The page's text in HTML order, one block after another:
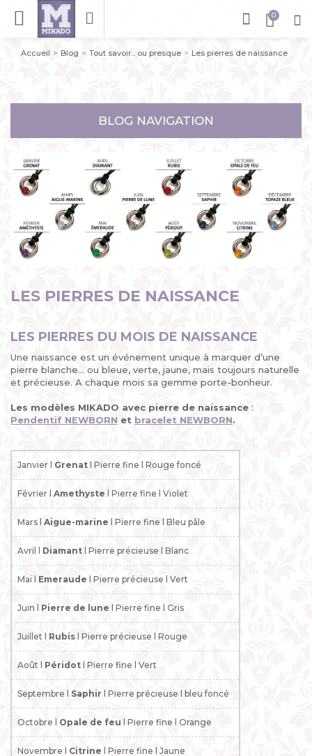
Accueil Blog Tout savoir... ou presque Les pierres de naissance
BLOG NAVIGATION
LES PIERRES DE NAISSANCE
LES PIERRES DU MOIS DE NAISSANCE
Une naissance est un événement unique à marquer d’une
pierre blanche... ou bleue, verte, jaune, mais toujours naturelle
et précieuse. A chaque mois sa gemme porte-bonheur.
Les modèles MIKADO avec pierre de naissance :
Pendentif NEWBORN et bracelet NEWBORN.
Janvier l Grenat l Pierre fine l Rouge foncé
Février l Amethyste l Pierre fine l Violet
Mars l Aigue-marine l Pierre fine l Bleu pâle
Avril l Diamant l Pierre précieuse l Blanc
Mai l Emeraude l Pierre précieuse l Vert
Juin l Pierre de lune l Pierre fine l Gris
Juillet l Rubis l Pierre précieuse l Rouge
Août l Péridot l Pierre fine l Vert
Septembre l Saphir l Pierre précieuse l bleu foncé
Octobre l Opale de feu l Pierre fine l Orange
Novembre l Citrine l Pierre fine l Jaune